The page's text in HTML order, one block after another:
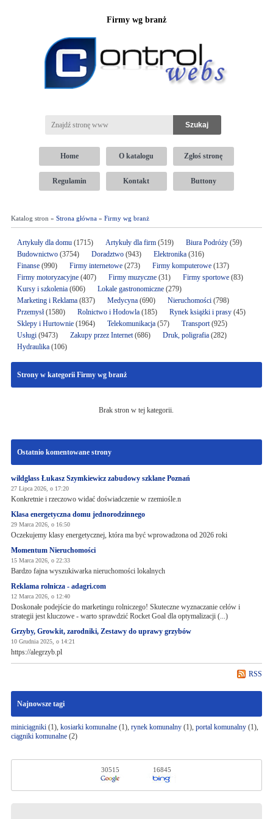
Firmy wg branż
Home O katalogu Zgłoś stronę
Regulamin Kontakt Buttony
Katalog stron » Strona główna» Firmy wg branż
Artykuły dla domu(1715) Artykuły dla firm(519) Biura Podróży(59)
Budownictwo(3754) Doradztwo(943) Elektronika (316)
Finanse(990) Firmy internetowe (273) Firmy komputerowe(137)
Firmy motoryzacyjne(407) Firmy muzyczne(31) Firmy sportowe(83)
Kursy i szkolenia(606) Lokale gastronomiczne(279)
Marketing i Reklama(837) Medycyna(690) Nieruchomości(798)
Przemysł(1580) Rolnictwo i Hodowla(185) Rynek książki i prasy(45)
Sklepy i Hurtownie(1964) Telekomunikacja(57) Transport(925)
Usługi(9473) Zakupy przez Internet(686) Druk, poligrafia(282)
Hydraulika(106)
Strony w kategorii Firmy wg branż
Brak stron w tej kategorii.
Ostatnio komentowane strony
wildglass Łukasz Szymkiewicz zabudowy szklane Poznań
27 Lipca 2026, o 17:20
Konkretnie i rzeczowo widać doświadczenie w rzemiośle.n
Klasa energetyczna domu jednorodzinnego
29 Marca 2026, o 16:50
Oczekujemy klasy energetycznej, która ma być wprowadzona od 2026 roki
Momentum Nieruchomości
15 Marca 2026, o 22:33
Bardzo fajna wyszukiwarka nieruchomości lokalnych
Reklama rolnicza - adagri.com
12 Marca 2026, o 12:40
Doskonałe podejście do marketingu rolniczego! Skuteczne wyznaczanie celów i
strategii jest kluczowe - warto sprawdzić Rocket Goal dla optymalizacji (...)
Grzyby, Growkit, zarodniki, Zestawy do uprawy grzybów
10 Grudnia 2025, o 14:21
https://alegrzyb.pl
RSS
Najnowsze tagi
miniciągniki(1), kosiarki komunalne(1), rynek komunalny(1), portal komunalny(1),
ciągniki komunalne(2)
30515 16845